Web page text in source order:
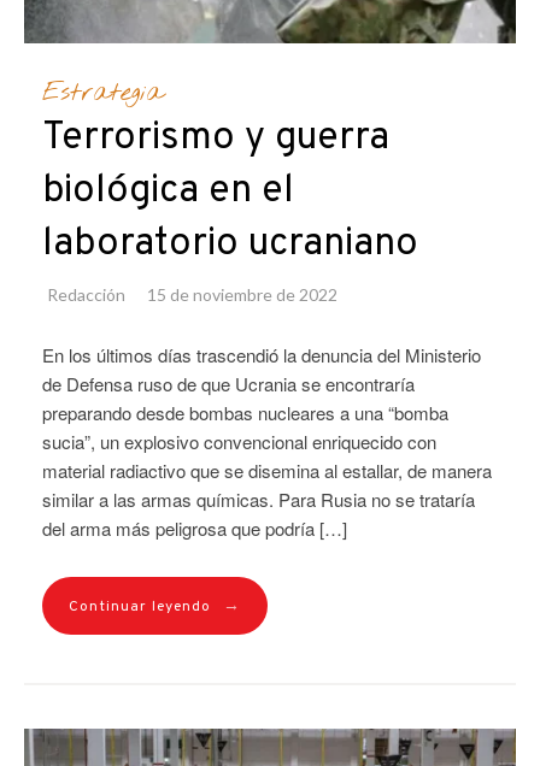
Estrategia
Terrorismo y guerra
biológica en el
laboratorio ucraniano
Redacción 15 de noviembre de 2022
En los últimos días trascendió la denuncia del Ministerio
de Defensa ruso de que Ucrania se encontraría
preparando desde bombas nucleares a una “bomba
sucia”, un explosivo convencional enriquecido con
material radiactivo que se disemina al estallar, de manera
similar a las armas químicas. Para Rusia no se trataría
del arma más peligrosa que podría […]
Continuar leyendo →